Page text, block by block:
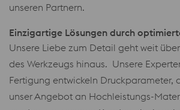
unseren Partnern.
Einzigartige Lösungen durch
Unsere Liebe zum Detail geht weit
des Werkzeugs hinaus. Unsere
Fertigung entwickeln Druckparameter,
unser Angebot an Hochleistungs-